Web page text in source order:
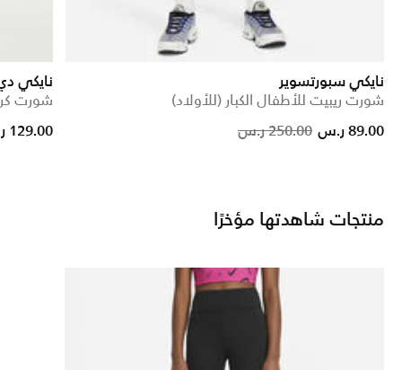
نايكي سبورتسوير
شورت ريبيت للأطفال الكبار (للأولاد)
Price reduced
250.00 ر.س to 89.00 ر.س
نايكي
شورت كرة
129.00 ر.س
منتجات شاهدتها مؤخرًا